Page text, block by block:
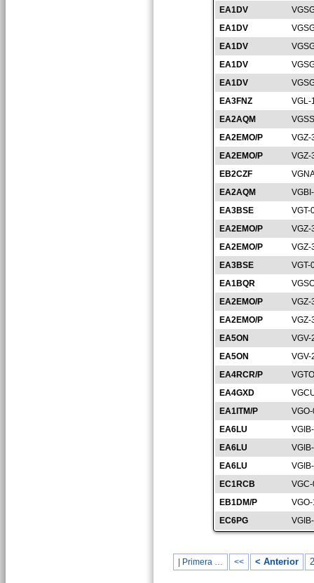
EA1DV
EA1DV
EA1DV
EA1DV
EA1DV
EA3FNZ
VGL-
EA2AQM
EA2EMO/P
VGZ-
EA2EMO/P
VGZ-
EB2CZF
EA2AQM
EA3BSE
VGT-
EA2EMO/P
VGZ-
EA2EMO/P
VGZ-
EA3BSE
VGT-
EA1BQR
EA2EMO/P
VGZ-
EA2EMO/P
VGZ-
EA5ON
VGV-
EA5ON
VGV-
EA4RCR/P
EA4GXD
EA1ITM/P
EA6LU
EA6LU
EA6LU
EC1RCB
EB1DM/P
EC6PG
| Primera … << < Anterior